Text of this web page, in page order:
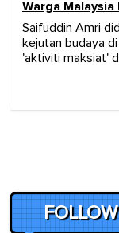
Warga
Saifuddin Amri
kejutan budaya
'aktiviti maksiat'